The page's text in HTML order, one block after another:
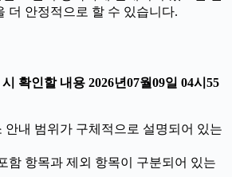
더 안정적으로 할 수 있습니다.
확인할 내용 2026년07월09일 04시55
안내 범위가 구체적으로 설명되어 있는
함 항목과 제외 항목이 구분되어 있는